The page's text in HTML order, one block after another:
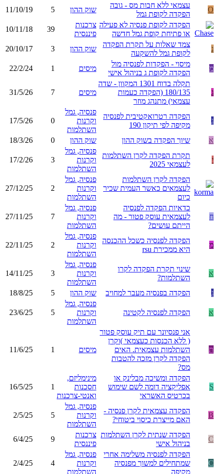
O
עצמאי ללא חבות מס - גובה
הפקדה לקופת גמל
שוק ההון 5
11/10/19
הפקדה לקופת פנסיה לא פעילה
או פתיחת קופת גמל חדשה
צרכנות
פיננסית
39
10/11/18
נ
צמד שאלות על תקרת הפקדה
לקופת גמל להשקעה
שוק ההון 3
20/10/17
מ
מיסוי - הפקדות לפנסיה מול
הפקדה לקופת ג בניהול אישי
מיסים 1
22/2/24
ג
תקלה בדוח 1301 המקוון - שדה
180/135 (הפקדה כעמות
עצמאי) מתנהג מוזר
מיסים 7
31/5/26
ג
הפקדה רטרואקטיבית לפנסיה
מקיפה לפי תיקון 190
פנסיה, גמל
וקרנות
השתלמות
0
17/5/26
א שיוך הפקדה בשוק ההון שוק ההון 0
18/3/26
י
תקרת הפקדה לקרן השתלמות
לעצמאי 2025
פנסיה, גמל
וקרנות
השתלמות
3
17/2/26
הפקדה לקרן השתלמות
לעצמאים כאשר העמית שכיר
כיום
פנסיה, גמל
וקרנות
השתלמות
2
27/12/25
ח
כדאיות הפקדה לפנסיה
לעצמאית עוסק פטור - מה
הייתם עושים?
פנסיה, גמל
וקרנות
השתלמות
7
27/11/25
מ
הפקדה לפנסיה כשכל ההכנסה
היא ממכירת rsu
פנסיה, גמל
וקרנות
השתלמות
2
22/11/25
א
שינוי תקרת הפקדה לקרו
השתלמות?
פנסיה, גמל
וקרנות
השתלמות
3
14/11/25
ג הפקדה בפנסיה מעבר למחויב שוק ההון 5
18/8/25
א הפקדה לפנסיה לקטינה
פנסיה, גמל
וקרנות
השתלמות
5
23/6/25
ת
אני פנסיונר עם תיק עוסק פטור
( ללא הכנסות כעצמאי )וקרן
השתלמות עצמאית. האים
הפקדה לקרן מזכה להטבות
מס?
מיסים 1
11/6/25
S
הפקדה ומשיכה מבלינק או
אפליקציה דומה לשם שימוש
בכרטיס האשראי
מינימליזם,
חסכנות
ואנטי-צרכנות
1
16/5/25
B
הפקדה עצמאית לקרן פנסיה -
האם מייצרת כיסוי ביטוחי?
פנסיה, גמל
וקרנות
השתלמות
5
2/5/25
C
הפקדה שנתית לקרן השתלמות
בניהול אישי
צרכנות
פיננסית
9
6/4/25
C
הפקדה לפנסיה משלימה אחרי
שמתחילים למשוך מפנסיה
מקיפה
פנסיה, גמל
וקרנות
השתלמות
4
2/4/25